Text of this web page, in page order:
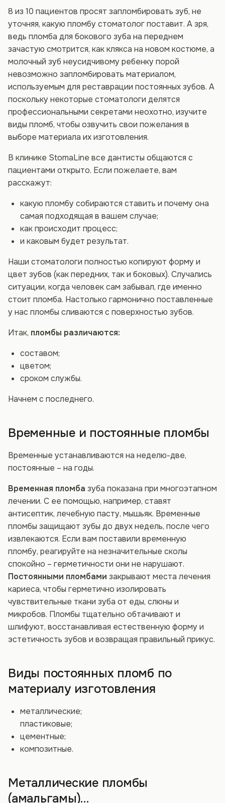
8 из 10 пациентов просят запломбировать зуб, не
уточняя, какую пломбу стоматолог поставит. А зря,
ведь пломба для бокового зуба на переднем
зачастую смотрится, как клякса на новом костюме, а
молочный зуб неусидчивому ребенку порой
невозможно запломбировать материалом,
используемым для реставрации постоянных зубов. А
поскольку некоторые стоматологи делятся
профессиональными секретами неохотно, изучите
виды пломб, чтобы озвучить свои пожелания в
выборе материала их изготовления.
В клинике StomaLine все дантисты общаются с
пациентами открыто. Если пожелаете, вам
расскажут:
какую пломбу собираются ставить и почему она
самая подходящая в вашем случае;
как происходит процесс;
и каковым будет результат.
Наши стоматологи полностью копируют форму и
цвет зубов (как передних, так и боковых). Случались
ситуации, когда человек сам забывал, где именно
стоит пломба. Настолько гармонично поставленные
у нас пломбы сливаются с поверхностью зубов.
Итак, пломбы различаются:
составом;
цветом;
сроком службы.
Начнем с последнего.
Временные и постоянные пломбы
Временные устанавливаются на неделю-две,
постоянные – на годы.
Временная пломба зуба показана при многоэтапном
лечении. С ее помощью, например, ставят
антисептик, лечебную пасту, мышьяк. Временные
пломбы защищают зубы до двух недель, после чего
извлекаются. Если вам поставили временную
пломбу, реагируйте на незначительные сколы
спокойно – герметичности они не нарушают.
Постоянными пломбами закрывают места лечения
кариеса, чтобы герметично изолировать
чувствительные ткани зуба от еды, слюны и
микробов. Пломбы тщательно обтачивают и
шлифуют, восстанавливая естественную форму и
эстетичность зубов и возвращая правильный прикус.
Виды постоянных пломб по
материалу изготовления
металлические;
пластиковые;
цементные;
композитные.
Металлические пломбы
(амальгамы)…